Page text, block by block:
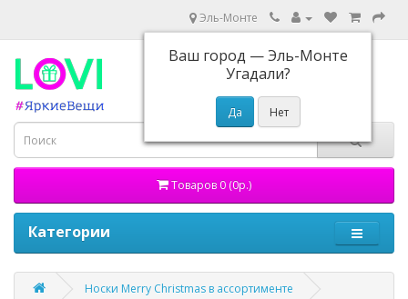
Эль-Монте
Ваш город —Эль-Монте
Угадали?
Товаров 0 (0р.)
Категории
Носки Merry Christmas в ассортименте